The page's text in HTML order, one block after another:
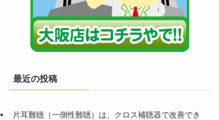
最近の投稿
片耳難聴（一側性難聴）は、クロス補聴器で改善でき